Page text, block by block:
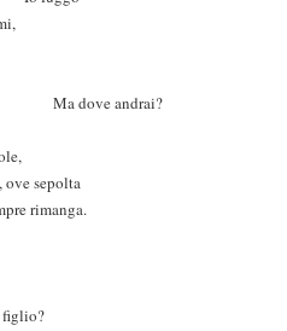
andrai?
sepolta
rimanga.